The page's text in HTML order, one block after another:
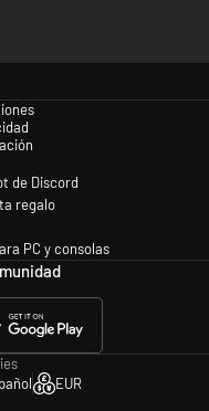
de Discord
regalo
PC y consolas
EUR